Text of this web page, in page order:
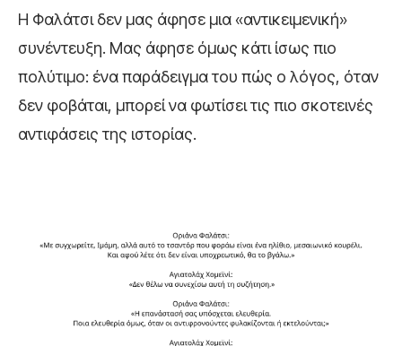
Η Φαλάτσι δεν μας άφησε μια «αντικειμενική»
συνέντευξη. Μας άφησε όμως κάτι ίσως πιο
πολύτιμο: ένα παράδειγμα του πώς ο λόγος, όταν
δεν φοβάται, μπορεί να φωτίσει τις πιο σκοτεινές
αντιφάσεις της ιστορίας.